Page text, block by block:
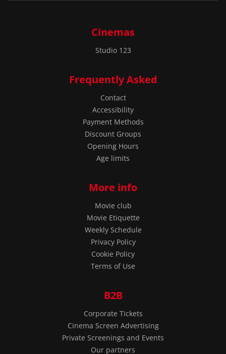
Cinemas
Studio 123
Frequently Asked
Contact
Accessibility
Payment Methods
Discount Groups
Opening Hours
Age limits
More info
Movie club
Movie Etiquette
Weekly Schedule
Privacy Policy
Cookie Policy
Terms of Use
B2B
Corporate Tickets
Cinema Screen Advertising
Private Screenings and Events
Our partners